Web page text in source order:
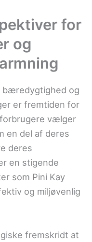
for
og
bæredygtighed og
er fremtiden for
vælger
en del af deres
deres
en stigende
som Pini Kay
og miljøvenlig
fremskridt at